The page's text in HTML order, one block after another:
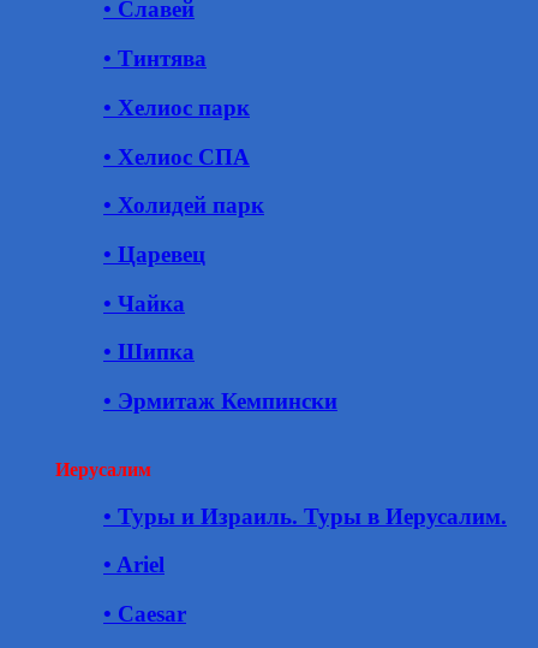
• Славей
• Тинтява
• Хелиос парк
• Хелиос СПА
• Холидей парк
• Царевец
• Чайка
• Шипка
• Эрмитаж Кемпински
Иерусалим
• Туры и Израиль. Туры в Иерусалим.
• Ariel
• Caesar